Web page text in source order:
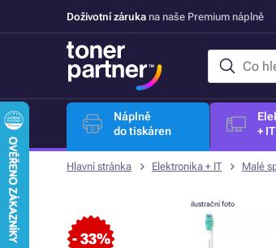
Doživotní záruka na naše Premium náplně
Náplně
do tiskáren
+ IT
Hlavní stránka Elektronika + IT Malé
- 33%
ilustrační foto